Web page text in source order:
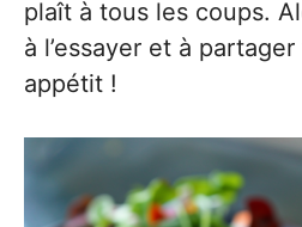
plaît à tous les coups.
à l’essayer et à
appétit !